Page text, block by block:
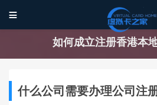

如何成立注册香港本
什么公司需要办理公司注